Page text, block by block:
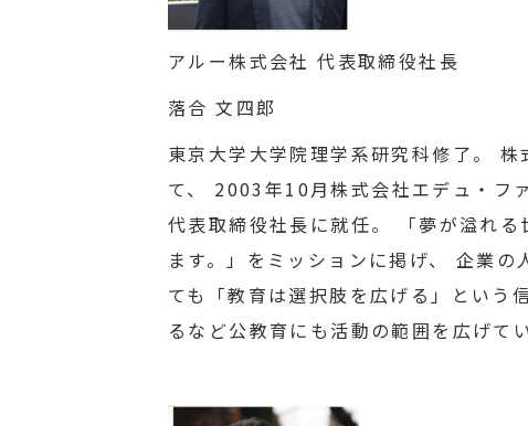
アルー株式会社 代表取締役社長
落合 文四郎
東京大学大学院理学系研究科修了。
て、 2003年10月株式会社エデュ・フ
代表取締役社長に就任。 「夢が溢れ
ます。」をミッションに掲げ、 企業
ても「教育は選択肢を広げる」という
るなど公教育にも活動の範囲を広げてい